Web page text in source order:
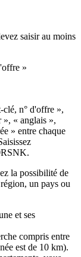
saisir au moins
»
clé, n° d'offre »,
», « anglais »,
» entre chaque
la possibilité de
un pays ou
et ses
compris entre
est de 10 km).